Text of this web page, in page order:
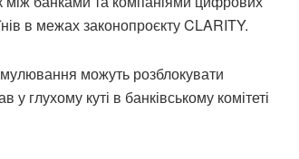
в межах законопроєкту CLARITY.
можуть розблокувати
глухому куті в банківському комітеті